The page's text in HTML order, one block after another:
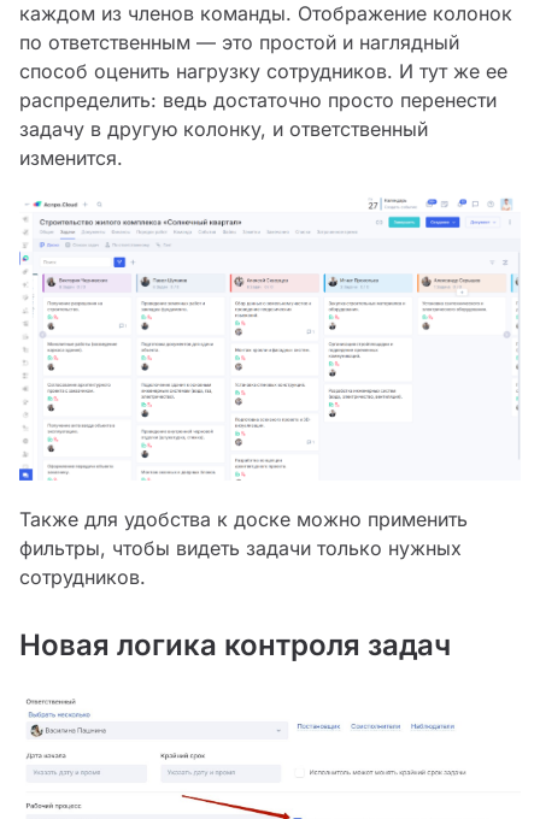
каждом из членов команды. Отображение колонок
по ответственным — это простой и наглядный
способ оценить нагрузку сотрудников. И тут же ее
распределить: ведь достаточно просто перенести
задачу в другую колонку, и ответственный
изменится.
Также для удобства к доске можно применить
фильтры, чтобы видеть задачи только нужных
сотрудников.
Новая логика контроля задач